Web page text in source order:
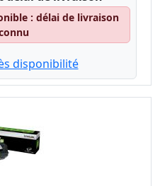
: délai de livraison
disponibilité